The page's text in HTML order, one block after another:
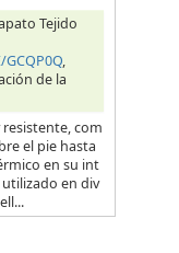
Tejido
,
de la
com
el pie hasta
en su int
en div